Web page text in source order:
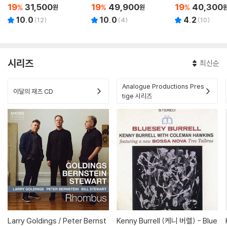
19% 31,500원
10.0 (12)
19% 49,900원
10.0 (4)
19% 40,300
4.2 (10)
시리즈 최신순
이달의 재즈 CD
Larry Goldings / Peter Bernst
Analogue Productions Pres
tige 시리즈
Kenny Burrell (케니 버렐) - Blue